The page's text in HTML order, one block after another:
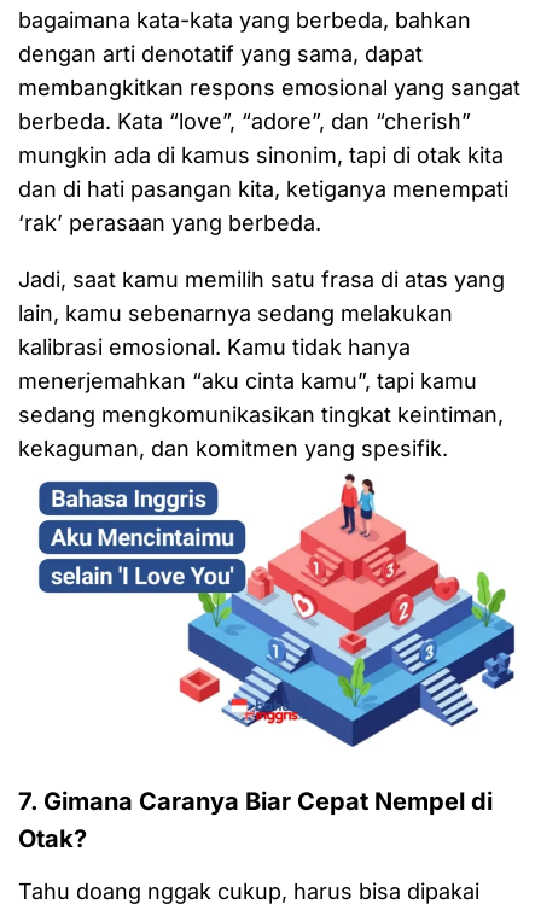
bagaimana kata-kata yang berbeda, bahkan
dengan arti denotatif yang sama, dapat
membangkitkan respons emosional yang sangat
berbeda. Kata “love”, “adore”, dan “cherish”
mungkin ada di kamus sinonim, tapi di otak kita
dan di hati pasangan kita, ketiganya menempati
‘rak’ perasaan yang berbeda.
Jadi, saat kamu memilih satu frasa di atas yang
lain, kamu sebenarnya sedang melakukan
kalibrasi emosional. Kamu tidak hanya
menerjemahkan “aku cinta kamu”, tapi kamu
sedang mengkomunikasikan tingkat keintiman,
kekaguman, dan komitmen yang spesifik.
7. Gimana Caranya Biar Cepat Nempel di
Otak?
Tahu doang nggak cukup, harus bisa dipakai